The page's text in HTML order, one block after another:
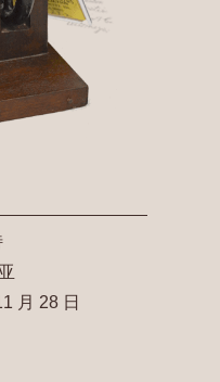
月 28 日